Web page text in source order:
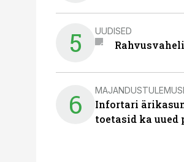
5 UUDISED
6
Infortari
toetasid ka